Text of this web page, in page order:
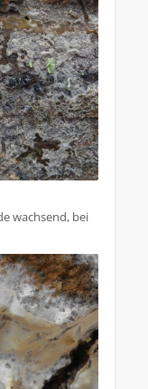
wachsend, bei